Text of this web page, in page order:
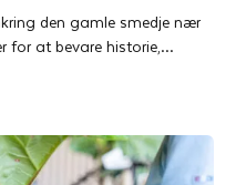
den gamle smedje nær
for at bevare historie,…